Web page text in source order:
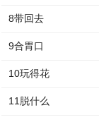
8带回去
9合胃口
10玩得花
11脱什么